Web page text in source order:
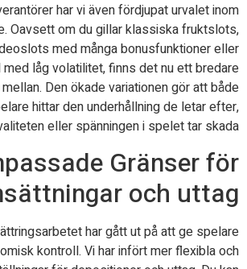
har vi även fördjupat urvalet inom
Oavsett om du gillar klassiska fruktslots,
med många bonusfunktioner eller
låg volatilitet, finns det nu ett bredare
Den ökade variationen gör att både
hittar den underhållning de letar efter,
eller spänningen i spelet tar skada.
Gränser för
och uttag
har gått ut på att ge spelare
kontroll. Vi har infört mer flexibla och